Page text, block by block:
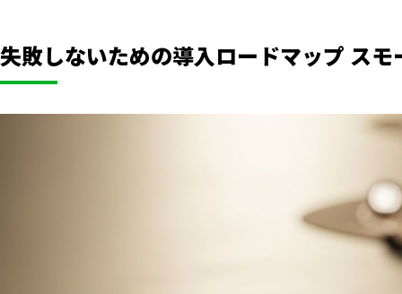
失敗しないための導入ロードマップ ス